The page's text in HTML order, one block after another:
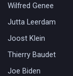
Wilfred Genee
Jutta Leerdam
Joost Klein
Thierry Baudet
Joe Biden